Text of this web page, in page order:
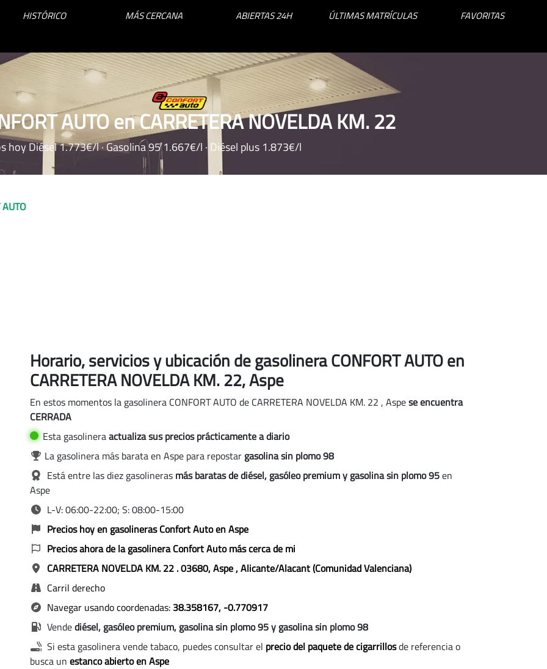
HISTÓRICO MÁS CERCANA ABIERTAS 24H ÚLTIMAS MATRÍCULAS FAVORITAS
AUTO en CARRETERA NOVELDA KM. 22
hoy Diésel 1.773€/l · Gasolina 95 1.667€/l · Diésel plus 1.873€/l
AUTO
Aspe
AUTO, Aspe
AUTO, Aspe
Horario, servicios y ubicación de gasolinera CONFORT AUTOen
CARRETERA NOVELDA KM. 22, Aspe
En estos momentos la gasolinera CONFORT AUTO de CARRETERA NOVELDA KM. 22 , Aspese encuentra
CERRADA
Esta gasolineraactualiza sus preciosprácticamente a diario
La gasolinera más barata en Aspe para repostargasolina sin plomo 98
Está entre las diez gasolineras más baratas de diésel, gasóleo premium y gasolina sin plomo 95en
Aspe
L-V: 06:00-22:00; S: 08:00-15:00
Precios hoy en gasolineras Confort Auto en Aspe
Precios ahora de la gasolinera Confort Auto más cerca de mi
CARRETERA NOVELDA KM. 22 . 03680, Aspe, Alicante/Alacant (Comunidad Valenciana)
Carril derecho
Navegar usando coordenadas: 38.358167, -0.770917
Vendediésel, gasóleo premium, gasolina sin plomo 95 y gasolina sin plomo 98
Si esta gasolinera vende tabaco, puedes consultar el precio del paquete de cigarrillosde referencia o
busca un estanco abierto en Aspe